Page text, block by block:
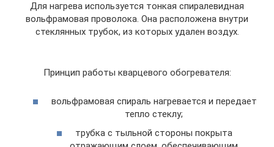
Для нагрева используется тонкая спиралевидная
вольфрамовая проволока. Она расположена внутри
стеклянных трубок, из которых удален воздух.
Принцип работы кварцевого обогревателя:
вольфрамовая спираль нагревается и передает
тепло стеклу;
трубка с тыльной стороны покрыта